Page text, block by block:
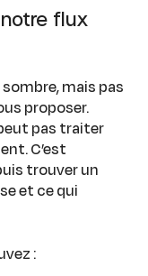
flux
mais pas
proposer.
pas traiter
C’est
trouver un
et ce qui
: